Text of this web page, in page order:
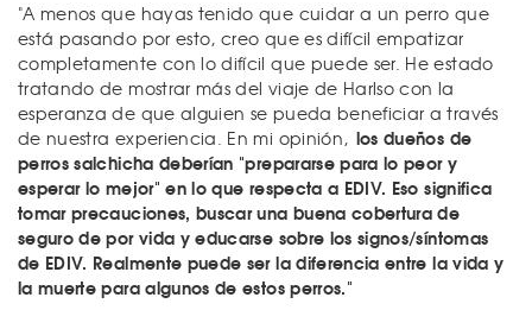
"A menos que hayas tenido que cuidar a un perro que
está pasando por esto, creo que es difícil empatizar
completamente con lo difícil que puede ser. He estado
tratando de mostrar más del viaje de Harlso con la
esperanza de que alguien se pueda beneficiar a través
de nuestra experiencia. En mi opinión, los dueños de
perros salchicha deberían "prepararse para lo peor y
esperar lo mejor" en lo que respecta a EDIV. Eso significa
tomar precauciones, buscar una buena cobertura de
seguro de por vida y educarse sobre los signos/síntomas
de EDIV. Realmente puede ser la diferencia entre la vida y
la muerte para algunos de estos perros."